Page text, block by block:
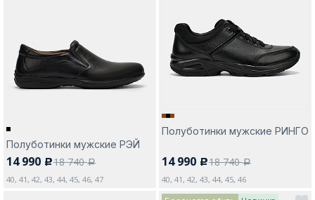
Полуботинки мужские РЭЙ
14 990 c18 740a
40, 41, 42, 43, 44, 45, 46, 47
Полуботинки мужские РИНГО
14 990 c18 740a
40, 41, 42, 43, 44, 45, 46